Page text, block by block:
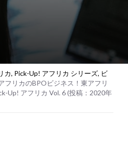
カ, Pick-Up! アフリカ シリーズ, ビ
フリカのBPOビジネス！東アフリ
Up! アフリカ Vol. 6 (投稿：2020年